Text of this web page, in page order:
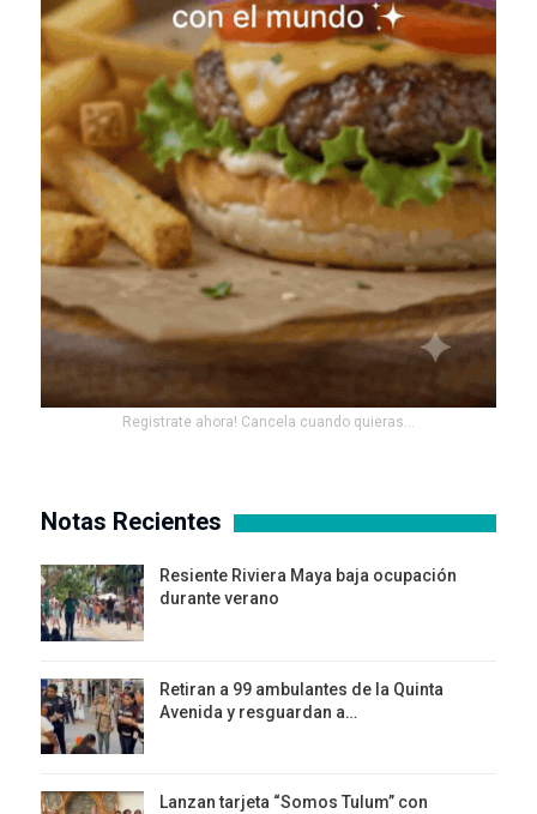
Registrate ahora! Cancela cuando quieras...
Notas Recientes
Resiente Riviera Maya baja ocupación
durante verano
Retiran a 99 ambulantes de la Quinta
Avenida y resguardan a…
Lanzan tarjeta “Somos Tulum” con